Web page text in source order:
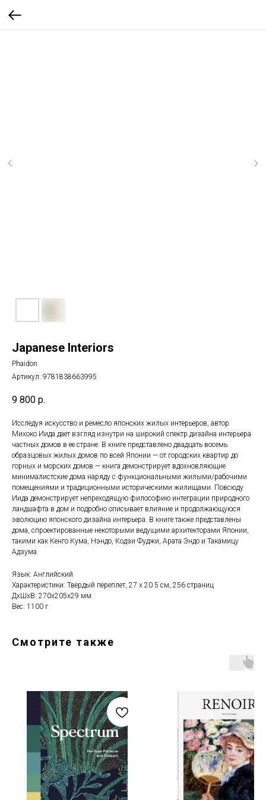
Japanese Interiors
Phaidon
Артикул: 9781838663995
9 800 р.
Исследуя искусство и ремесло японских жилых интерьеров, автор
Михоко Иида дает взгляд изнутри на широкий спектр дизайна интерьера
частных домов в ее стране. В книге представлено двадцать восемь
образцовых жилых домов по всей Японии — от городских квартир до
горных и морских домов — книга демонстрирует вдохновляющие
минималистские дома наряду с функциональными жилыми/рабочими
помещениями и традиционными историческими жилищами. Повсюду
Иида демонстрирует непреходящую философию интеграции природного
ландшафта в дом и подробно описывает влияние и продолжающуюся
эволюцию японского дизайна интерьера. В книге также представлены
дома, спроектированные некоторыми ведущими архитекторами Японии,
такими как Кенго Кума, Нэндо, Кодзи Фуджи, Арата Эндо и Такамицу
Адзума.
Язык: Английский
Характеристики: Твердый переплет, 27 x 20.5 см, 256 страниц
ДxШxВ: 270x205x29 мм
Вес: 1100 г
Смотрите также